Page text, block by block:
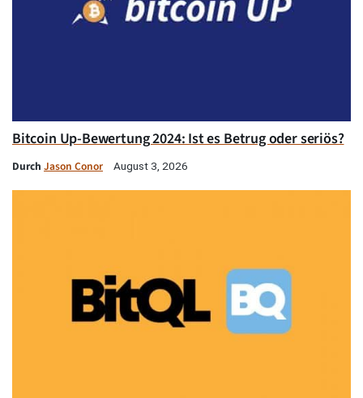
Bitcoin Up-Bewertung 2024: Ist es Betrug oder seriös?
Durch Jason Conor August 3, 2026